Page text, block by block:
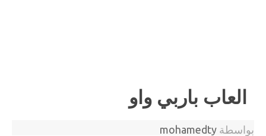
العاب باربي واو
بواسطة mohamedty